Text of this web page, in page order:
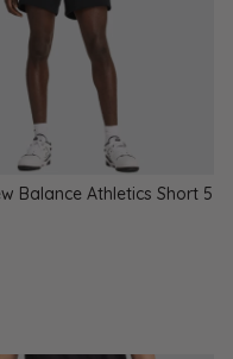
Balance Athletics Short 5